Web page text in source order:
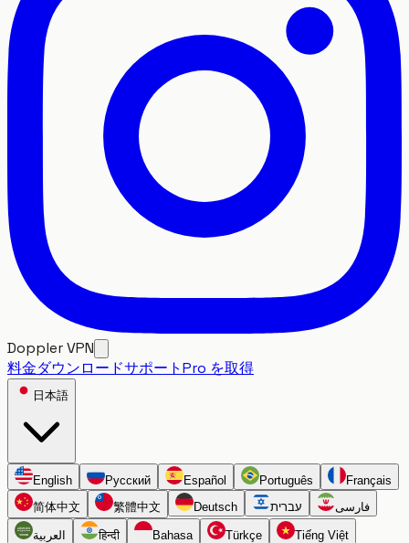
Doppler VPN
料金ダウンロードサポートPro を取得
日本語
English Русский Español Português
Français
简体中文
繁體中文 Deutsch עברית فارسی
العربية हिन्दी Bahasa Türkçe
Tiếng Việt